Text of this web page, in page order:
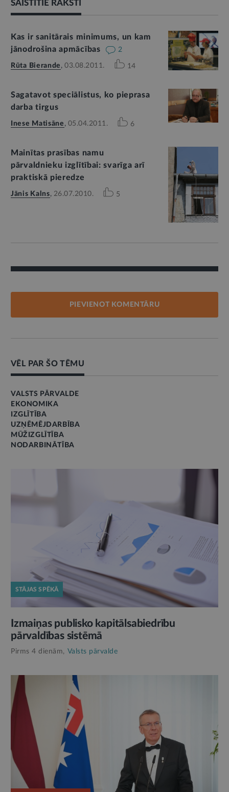
SAISTĪTIE RAKSTI
Kas ir sanitārais minimums, un kam
jānodrošina apmācības
2
Rūta Bierande ,03.08.2011. 14
Sagatavot speciālistus, ko pieprasa
darba tirgus
Inese Matisāne , 05.04.2011. 6
Mainītas prasības namu
pārvaldnieku izglītībai: svarīga arī
praktiskā pieredze
Jānis Kalns, 26.07.2010. 5
PIEVIENOT KOMENTĀRU
VĒL PAR ŠO TĒMU
VALSTS PĀRVALDE
EKONOMIKA
IZGLĪTĪBA
UZŅĒMĒJDARBĪBA
MŪŽIZGLĪTĪBA
NODARBINĀTĪBA
STĀJAS SPĒKĀ
Izmaiņas publisko kapitālsabiedrību
pārvaldības sistēmā
Pirms 4 dienām, Valsts pārvalde